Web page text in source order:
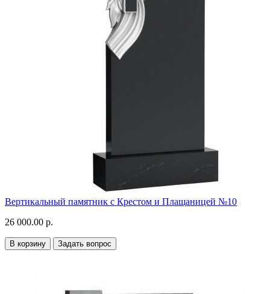
Вертикальный памятник с Крестом и Плащаницей №10
26 000.00 р.
В корзину Задать вопрос